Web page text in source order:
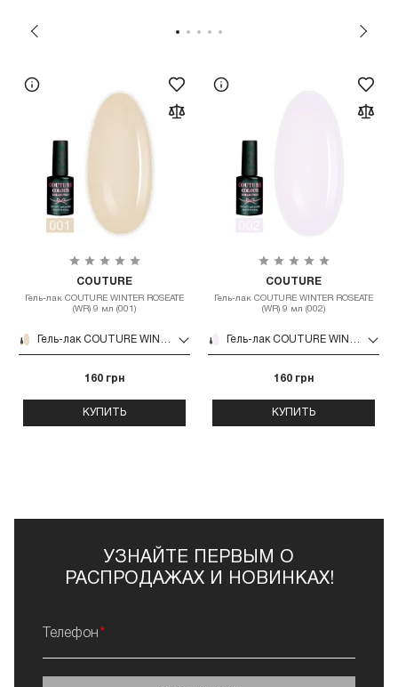
COUTURE
Гель-лак COUTURE WINTER ROSEATE
(WR) 9 мл (001)
160 грн
КУПИТЬ
COUTURE
Гель-лак COUTURE WINTER ROSEATE
(WR) 9 мл (002)
160 грн
КУПИТЬ
УЗНАЙТЕ ПЕРВЫМ О
РАСПРОДАЖАХ И НОВИНКАХ!
Телефон